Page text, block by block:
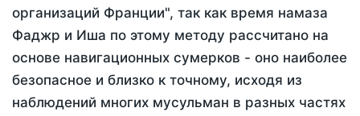
организаций Франции", так как время намаза
Фаджр и Иша по этому методу рассчитано на
основе навигационных сумерков - оно наиболее
безопасное и близко к точному, исходя из
наблюдений многих мусульман в разных частях